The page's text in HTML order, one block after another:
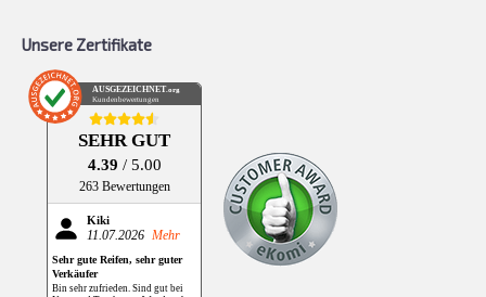
Unsere Zertifikate
AUSGEZEICHNET .org
Kundenbewertungen
SEHR GUT
4.39 / 5.00
263 Bewertungen
Kiki
11.07.2026 Mehr
Sehr gute Reifen, sehr guter
Verkäufer
Bin sehr zufrieden. Sind gut bei